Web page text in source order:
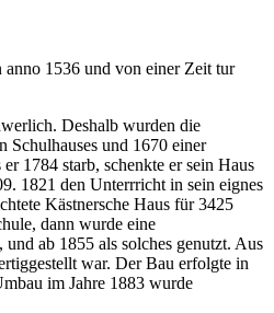
anno 1536 und von einer Zeit tur
Deshalb wurden die
Schulhauses und 1670 einer
1784 starb, schenkte er sein Haus
1821 den Unterrricht in sein eignes
Kästnersche Haus für 3425
dann wurde eine
ab 1855 als solches genutzt. Aus
war. Der Bau erfolgte in
im Jahre 1883 wurde